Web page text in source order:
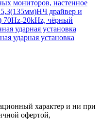
мониторов, настенное
драйвер и
70Hz-20kHz, чёрный
ударная установка
ударная установка
характер и ни при
офертой,